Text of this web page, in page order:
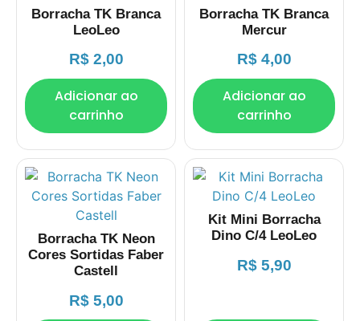
Borracha TK Branca
LeoLeo
R$2,00
Adicionar ao
carrinho
Borracha TK Branca
Mercur
R$4,00
Adicionar ao
carrinho
Borracha TK Neon
Cores Sortidas Faber
Castell
R$5,00
Kit Mini Borracha
Dino C/4 LeoLeo
R$5,90